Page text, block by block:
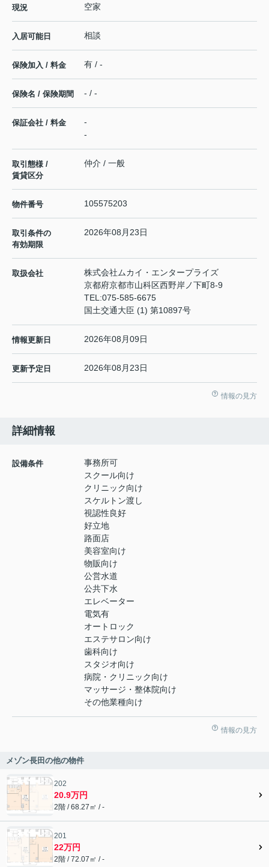
現況 空家
入居可能日 相談
保険加入 / 料金 有 / -
保険名 / 保険期間 - / -
保証会社 / 料金
-
-
取引態様 /
賃貸区分
仲介 / 一般
物件番号 105575203
取引条件の
有効期限
2026年08月23日
取扱会社
株式会社ムカイ・エンタープライズ
京都府京都市山科区西野岸ノ下町8-9
TEL:075-585-6675
国土交通大臣 (1) 第10897号
情報更新日 2026年08月09日
更新予定日 2026年08月23日
情報の見方
詳細情報
設備条件
事務所可
スクール向け
クリニック向け
スケルトン渡し
視認性良好
好立地
路面店
美容室向け
物販向け
公営水道
公共下水
エレベーター
電気有
オートロック
エステサロン向け
歯科向け
スタジオ向け
病院・クリニック向け
マッサージ・整体院向け
その他業種向け
情報の見方
メゾン長田の他の物件
202
20.9万円
2階 / 68.27㎡ / -
201
22万円
2階 / 72.07㎡ / -